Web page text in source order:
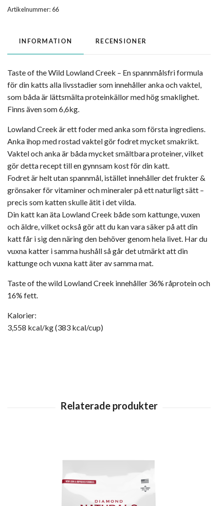
Artikelnummer:66
INFORMATION RECENSIONER
Taste of the Wild Lowland Creek – En spannmålsfri formula
för din katts alla livsstadier som innehåller anka och vaktel,
som båda är lättsmälta proteinkällor med hög smaklighet.
Finns även som 6,6kg.
Lowland Creek är ett foder med anka som första ingrediens.
Anka ihop med rostad vaktel gör fodret mycket smakrikt.
Vaktel och anka är båda mycket smältbara proteiner, vilket
gör detta recept till en gynnsam kost för din katt.
Fodret är helt utan spannmål, istället innehåller det frukter &
grönsaker för vitaminer och mineraler på ett naturligt sätt –
precis som katten skulle ätit i det vilda.
Din katt kan äta Lowland Creek både som kattunge, vuxen
och äldre, vilket också gör att du kan vara säker på att din
katt får i sig den näring den behöver genom hela livet. Har du
vuxna katter i samma hushåll så går det utmärkt att din
kattunge och vuxna katt äter av samma mat.
Taste of the wild Lowland Creek innehåller 36% råprotein och
16% fett.
Kalorier:
3,558 kcal/kg (383 kcal/cup)